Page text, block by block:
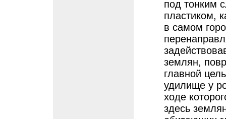
под тонким
пластиком,
в самом
землян,
главной
удилище у
ходе
здесь